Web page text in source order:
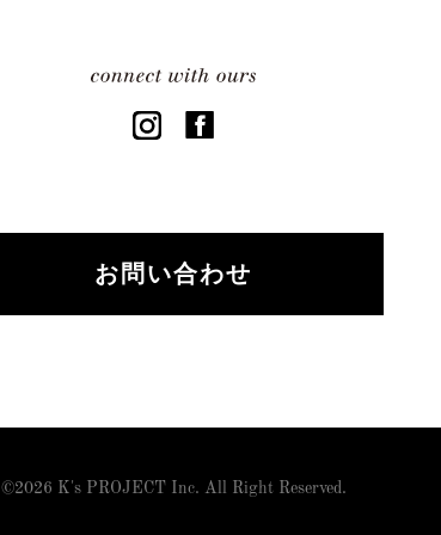
お問い合わせ
©2026 K's PROJECT Inc. All Right Reserved.